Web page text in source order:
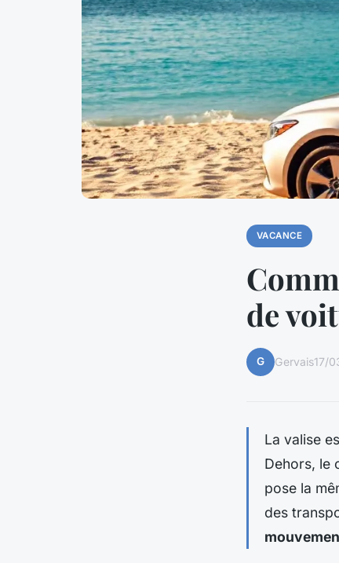
VACANCE
de
G Gervais17/
La valise
Dehors, le
pose la
des